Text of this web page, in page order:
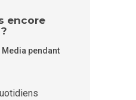
encore
Media pendant